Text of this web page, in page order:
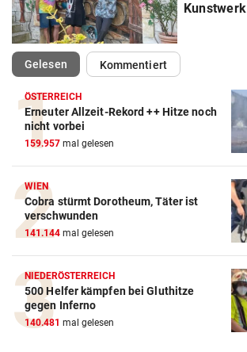
Kunstwerk
Gelesen(ausgewählt)Kommentiert
ÖSTERREICH
Erneuter Allzeit-Rekord ++ Hitze noch
nicht vorbei
159.957 mal gelesen
WIEN
Cobra stürmt Dorotheum, Täter ist
verschwunden
141.144 mal gelesen
NIEDERÖSTERREICH
500 Helfer kämpfen bei Gluthitze
gegen Inferno
140.481 mal gelesen